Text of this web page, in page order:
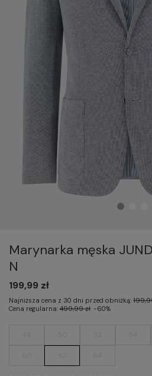
Marynarka męska
N
199,99 zł
Najniższa cena z 30 dni przed obniżką:
Cena regularna: 499,99 zł -60%